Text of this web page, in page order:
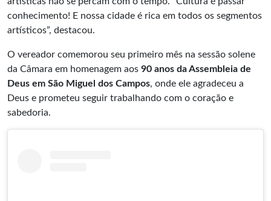
conhecimento! E nossa cidade é rica em todos os segmentos
artísticos”, destacou.
O vereador comemorou seu primeiro mês na sessão solene
da Câmara em homenagem aos 90 anos da Assembleia de
Deus em São Miguel dos Campos, onde ele agradeceu a
Deus e prometeu seguir trabalhando com o coração e
sabedoria.